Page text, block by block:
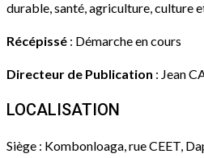
durable, santé, agriculture, culture
Récépissé : Démarche en cours
Directeur de Publication : Jean
LOCALISATION
Siège : Kombonloaga, rue CEET,